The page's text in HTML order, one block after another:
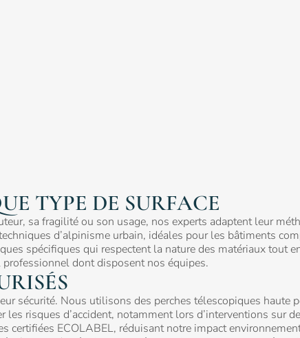
TYPE DE SURFACE
sa fragilité ou son usage, nos experts adaptent leur
d’alpinisme urbain, idéales pour les bâtiments
spécifiques qui respectent la nature des matériaux tout
professionnel dont disposent nos équipes.
sécurité. Nous utilisons des perches télescopiques haute
risques d’accident, notamment lors d’interventions sur
ECOLABEL, réduisant notre impact